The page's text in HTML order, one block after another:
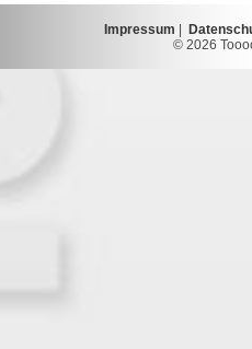
Impressum
© 2026